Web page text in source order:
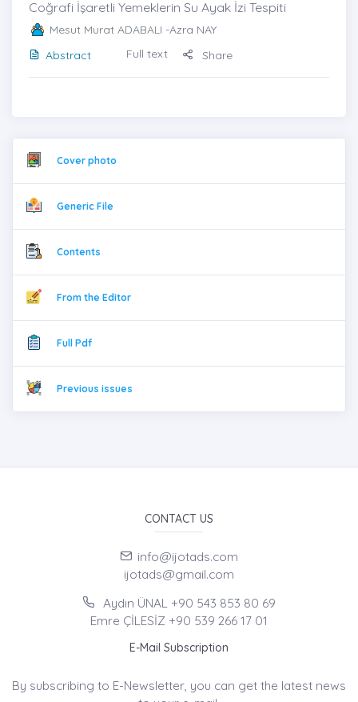
Coğrafi İşaretli Yemeklerin Su Ayak İzi Tespiti
Mesut Murat ADABALI -Azra NAY
Abstract
Full text Share
Cover photo
Generic File
Contents
From the Editor
Full Pdf
Previous issues
CONTACT US
info@ijotads.com
ijotads@gmail.com
Aydın ÜNAL +90 543 853 80 69
Emre ÇİLESİZ +90 539 266 17 01
E-Mail Subscription
By subscribing to E-Newsletter, you can get the latest news